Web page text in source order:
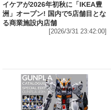
イケアが2026年初秋に「IKEA豊
洲」オープン! 国内で5店舗目とな
る商業施設内店舗
[2026/3/31 23:42:00]